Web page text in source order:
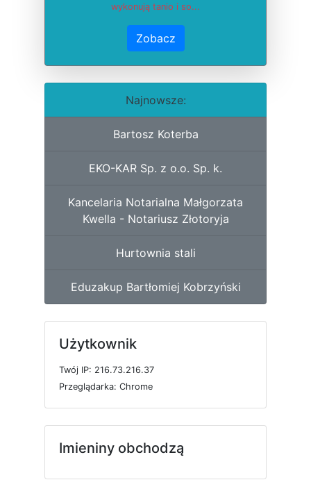
wykonują tanio i so...
Zobacz
Najnowsze:
Bartosz Koterba
EKO-KAR Sp. z o.o. Sp. k.
Kancelaria Notarialna Małgorzata
Kwella - Notariusz Złotoryja
Hurtownia stali
Eduzakup Bartłomiej Kobrzyński
Użytkownik
Twój IP: 216.73.216.37
Przeglądarka: Chrome
Imieniny obchodzą